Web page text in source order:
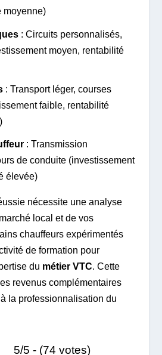
moyenne)
: Circuits personnalisés,
moyen, rentabilité
: Transport léger, courses
faible, rentabilité
: Transmission
de conduite (investissement
élevée)
nécessite une analyse
local et de vos
chauffeurs expérimentés
de formation pour
du métier VTC. Cette
revenus complémentaires
la professionnalisation du
5/5 - (74 votes)